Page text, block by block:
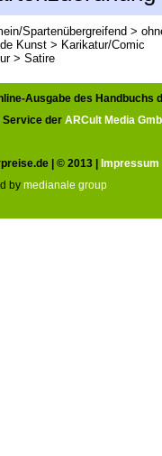
Spartenübergreifend >
Kunst > Karikatur/Comic
> Satire
Ausgabe des Handbuchs
Service der ARCult Media
| © 2013 | Impressum
by medianale group